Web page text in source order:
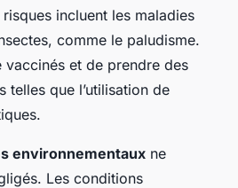
risques incluent les maladies
comme le paludisme.
vaccinés et de prendre des
telles que l’utilisation de
environnementaux ne
Les conditions